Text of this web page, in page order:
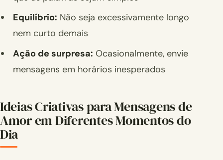
Equilíbrio: Não seja excessivamente longo
nem curto demais
Ação de surpresa: Ocasionalmente, envie
mensagens em horários inesperados
Ideias Criativas para Mensagens de
Amor em Diferentes Momentos do
Dia